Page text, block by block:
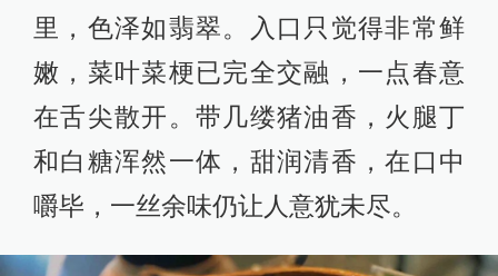
里，色泽如翡翠。入口只觉得非常鲜
嫩，菜叶菜梗已完全交融，一点春意
在舌尖散开。带几缕猪油香，火腿丁
和白糖浑然一体，甜润清香，在口中
嚼毕，一丝余味仍让人意犹未尽。